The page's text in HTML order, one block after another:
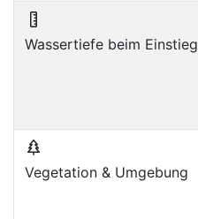
Wassertiefe beim Einstieg
Vegetation & Umgebung